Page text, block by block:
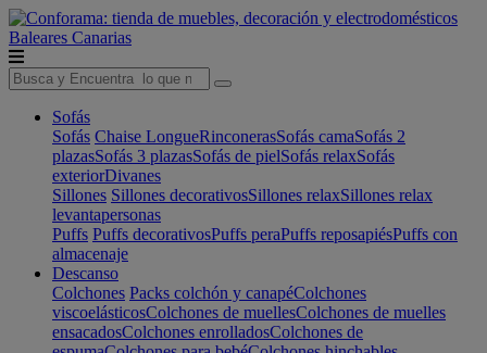
Baleares Canarias
Sofás
Sofás Chaise LongueRinconerasSofás camaSofás 2
plazasSofás 3 plazasSofás de pielSofás relaxSofás
exteriorDivanes
Sillones Sillones decorativosSillones relaxSillones relax
levantapersonas
Puffs Puffs decorativosPuffs peraPuffs reposapiésPuffs con
almacenaje
Descanso
Colchones Packs colchón y canapéColchones
viscoelásticosColchones de muellesColchones de muelles
ensacadosColchones enrolladosColchones de